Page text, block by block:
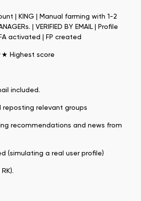
| KING | Manual farming with 1-2
| VERIFIED BY EMAIL | Profile
activated | FP created
Highest score
included.
reposting relevant groups
recommendations and news from
(simulating a real user profile)